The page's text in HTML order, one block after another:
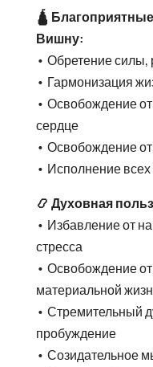
🛕
Вишну:
• Обретение силы,
• Гармонизация
• Освобождение от
сердце
• Освобождение
• Исполнение
📿 Духовная
• Избавление от
стресса
• Освобождение
материальной
• Стремительный
пробуждение
• Созидательное